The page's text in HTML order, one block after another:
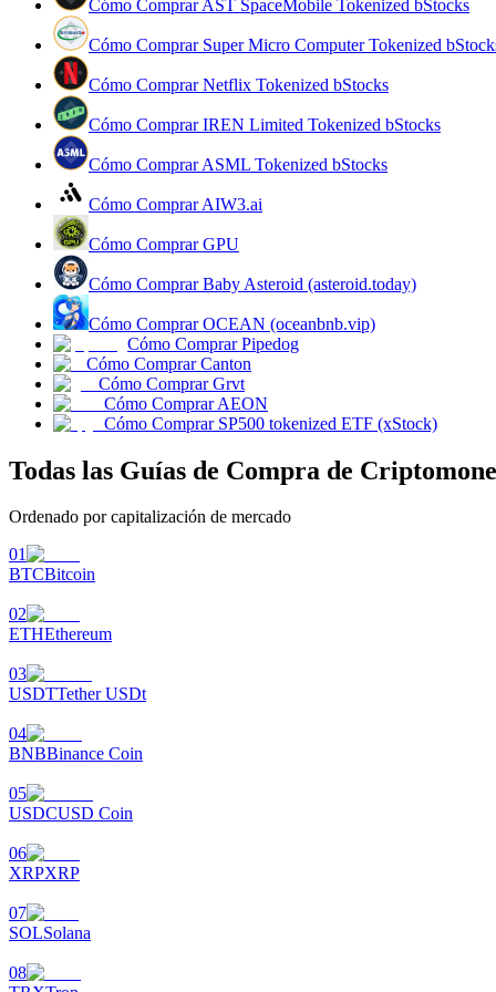
Guía
Guía de inicio de futuros
Estrategias comerciales
Aprenda cómo mantenerse rentable
Power Piggy
Gana recompensas competitivas diariamente
Cómo Comprar AST SpaceMobile Tokenized bStocks
Cómo Comprar Super Micro Computer Tokenized
Cómo Comprar Netflix Tokenized bStocks
Cómo Comprar IREN Limited Tokenized bStocks
Cómo Comprar ASML Tokenized bStocks
Cómo Comprar AIW3.ai
Cómo Comprar GPU
Cómo Comprar Baby Asteroid (asteroid.today)
Cómo Comprar OCEAN (oceanbnb.vip)
Cómo Comprar Pipedog
Cómo Comprar Canton
Cómo Comprar Grvt
Cómo Comprar AEON
Cómo Comprar SP500 tokenized ETF (xStock)
Todas las Guías de Compra de
Ordenado por capitalización de mercado
01
BTCBitcoin
02
ETHEthereum
03
USDTTether USDt
04
BNBBinance Coin
05
USDCUSD Coin
06
XRPXRP
07
SOLSolana
08